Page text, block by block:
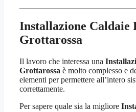
Installazione Caldaie
Grottarossa
Il lavoro che interessa una
Grottarossa è molto complesso e
elementi per permettere all’intero
correttamente.
Per sapere quale sia la migliore